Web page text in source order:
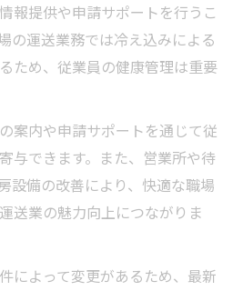
報提供や申請サポートを行うこ
の運送業務では冷え込みによる
ため、従業員の健康管理は重要
案内や申請サポートを通じて従
与できます。また、営業所や待
設備の改善により、快適な職場
送業の魅力向上につながりま
によって変更があるため、最新